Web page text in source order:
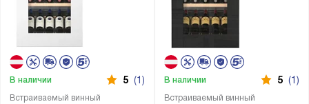
Встраиваемый винный
В наличии 5 (1)
Встраиваемый винный
В наличии 5 (1)